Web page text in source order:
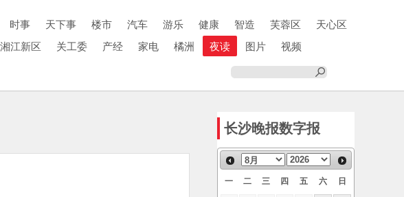
时事 天下事 楼市 汽车 游乐 健康 智造 芙蓉区
天心区
湘江新区 关工委 产经 家电 橘洲 夜读 图片
视频
长沙晚报数字报
一 二 三 四 五 六 日